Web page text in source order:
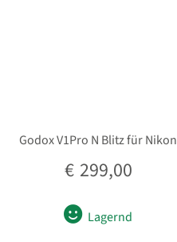
Godox V1Pro N Blitz für Nikon
€ 299,00
Lagernd